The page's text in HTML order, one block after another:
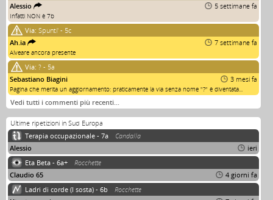
Alessio
5 settimane fa
Infatti NON è 7b
Via: Spunti' - 5c
Ah.ia
7 settimane fa
Alveare ancora presente
Via: ? - 5a
Sebastiano Biagini
3 mesi fa
Pagina che merita un aggiornamento: praticamente la via senza nome "?" è diventata...
Vedi tutti i commenti più recenti…
Ultime ripetizioni in Sud Europa
Terapia occupazionale - 7a
Candalla
Alessio
ieri
Eta Beta - 6a+
Rocchette
Claudio 65
4 giorni fa
Ladri di corde (I sosta) - 6b
Rocchette